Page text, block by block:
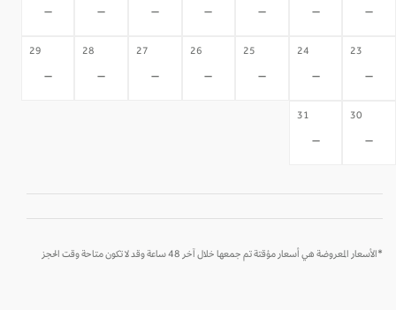
-
-
-
-
-
-
-
23
-
24
-
25
-
26
-
27
-
28
-
29
-
30
-
31
-
*الأسعار المعروضة هي أسعار مؤقتة تم جمعها خلال آخر 48 ساعة وقد لا تكون متاحة وقت الحجز